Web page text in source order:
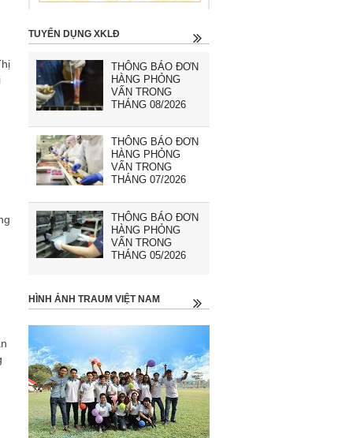
TUYỂN DỤNG XKLĐ
THÔNG BÁO ĐƠN
HÀNG PHỎNG
VẤN TRONG
THÁNG 08/2026
THÔNG BÁO ĐƠN
HÀNG PHỎNG
VẤN TRONG
THÁNG 07/2026
THÔNG BÁO ĐƠN
HÀNG PHỎNG
VẤN TRONG
THÁNG 05/2026
HÌNH ẢNH TRAUM VIỆT NAM